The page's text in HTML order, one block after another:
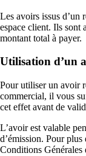
Les avoirs issus d’un
espace client. Ils sont
montant total à payer.
Utilisation d’un
Pour utiliser un avoir
commercial, il vous
cet effet avant de
L’avoir est valable
d’émission. Pour
Conditions Générales